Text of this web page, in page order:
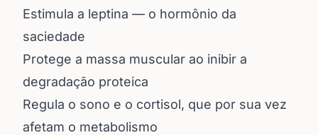
Estimula a leptina — o hormônio da
saciedade
Protege a massa muscular ao inibir a
degradação proteica
Regula o sono e o cortisol, que por sua vez
afetam o metabolismo